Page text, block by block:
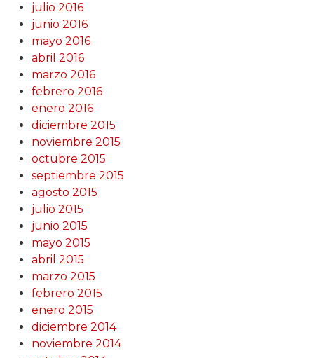
julio 2016
junio 2016
mayo 2016
abril 2016
marzo 2016
febrero 2016
enero 2016
diciembre 2015
noviembre 2015
octubre 2015
septiembre 2015
agosto 2015
julio 2015
junio 2015
mayo 2015
abril 2015
marzo 2015
febrero 2015
enero 2015
diciembre 2014
noviembre 2014